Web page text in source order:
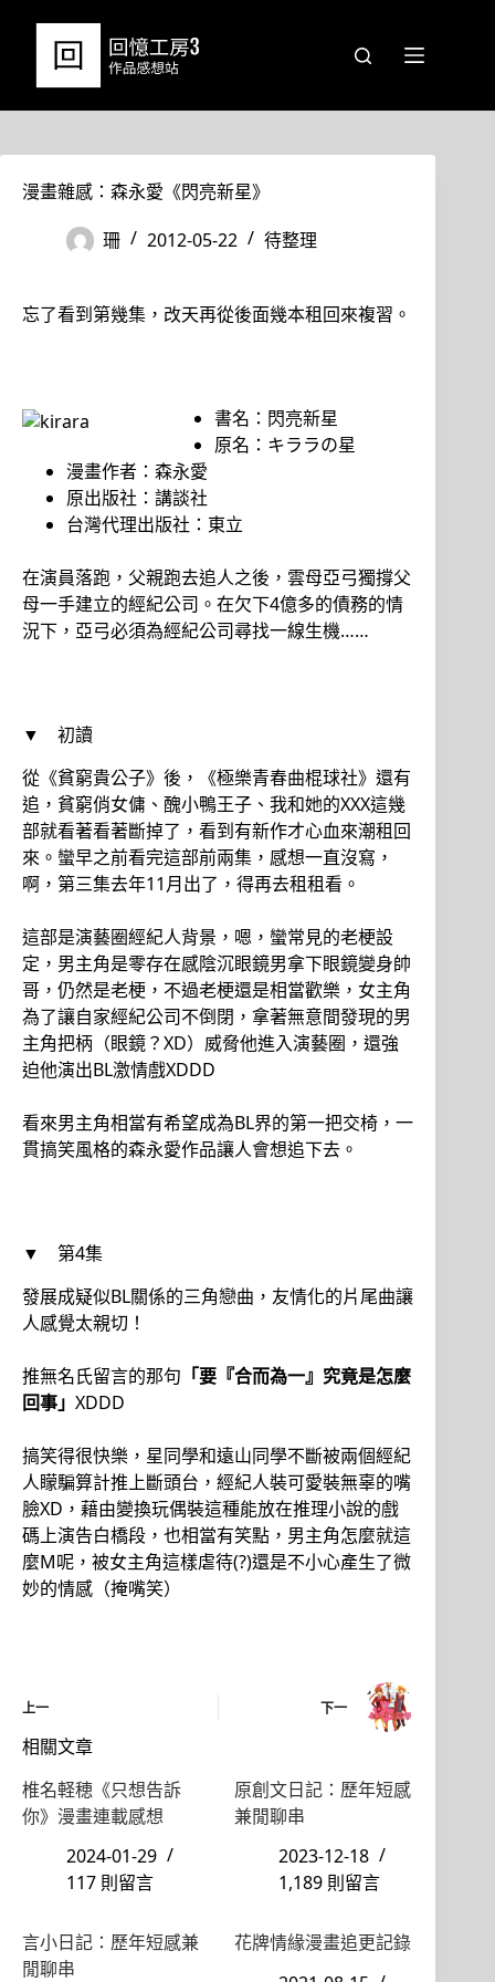
漫畫雜感：森永愛《閃亮新星》
珊
2012-05-22 待整理
忘了看到第幾集，改天再從後面幾本租回來複習。
書名：閃亮新星
原名：キララの星
漫畫作者：森永愛
原出版社：講談社
台灣代理出版社：東立
在演員落跑，父親跑去追人之後，雲母亞弓獨撐父
母一手建立的經紀公司。在欠下4億多的債務的情
況下，亞弓必須為經紀公司尋找一線生機……
▼ 初讀
從《貧窮貴公子》後，《極樂青春曲棍球社》還有
追，貧窮俏女傭、醜小鴨王子、我和她的XXX這幾
部就看著看著斷掉了，看到有新作才心血來潮租回
來。蠻早之前看完這部前兩集，感想一直沒寫，
啊，第三集去年11月出了，得再去租租看。
這部是演藝圈經紀人背景，嗯，蠻常見的老梗設
定，男主角是零存在感陰沉眼鏡男拿下眼鏡變身帥
哥，仍然是老梗，不過老梗還是相當歡樂，女主角
為了讓自家經紀公司不倒閉，拿著無意間發現的男
主角把柄（眼鏡？XD）威脅他進入演藝圈，還強
迫他演出BL激情戲XDDD
看來男主角相當有希望成為BL界的第一把交椅，一
貫搞笑風格的森永愛作品讓人會想追下去。
▼ 第4集
發展成疑似BL關係的三角戀曲，友情化的片尾曲讓
人感覺太親切！
推無名氏留言的那句 「要『合而為一』究竟是怎麼
回事」 XDDD
搞笑得很快樂，星同學和遠山同學不斷被兩個經紀
人矇騙算計推上斷頭台，經紀人裝可愛裝無辜的嘴
臉XD，藉由變換玩偶裝這種能放在推理小說的戲
碼上演告白橋段，也相當有笑點，男主角怎麼就這
麼M呢，被女主角這樣虐待(?)還是不小心產生了微
妙的情感（掩嘴笑）
上一 下一
相關文章
椎名軽穂《只想告訴
你》漫畫連載感想
2024-01-29
117 則留言
原創文日記：歷年短感
兼閒聊串
2023-12-18
1,189 則留言
言小日記：歷年短感兼
閒聊串
花牌情緣漫畫追更記錄